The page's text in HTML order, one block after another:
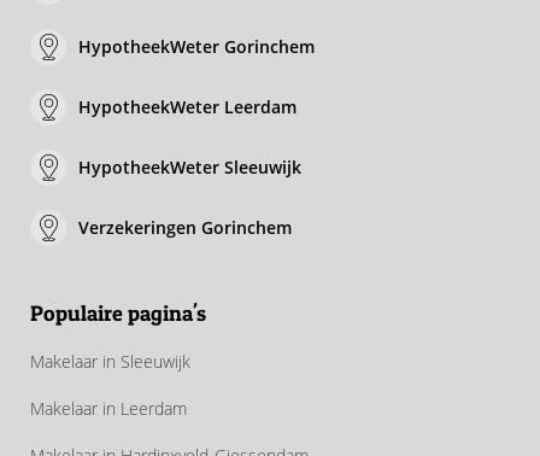
HypotheekWeter Gorinchem
HypotheekWeter Leerdam
HypotheekWeter Sleeuwijk
Verzekeringen Gorinchem
Populaire pagina's
Makelaar in Sleeuwijk
Makelaar in Leerdam